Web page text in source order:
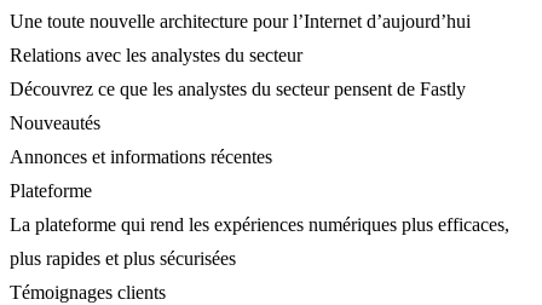
Une toute nouvelle architecture pour l’Internet d’aujourd’hui
Relations avec les analystes du secteur
Découvrez ce que les analystes du secteur pensent de Fastly
Nouveautés
Annonces et informations récentes
Plateforme
La plateforme qui rend les expériences numériques plus efficaces,
plus rapides et plus sécurisées
Témoignages clients